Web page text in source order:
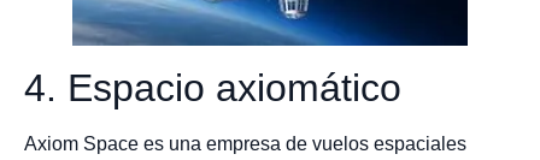
4. Espacio axiomático
Axiom Space es una empresa de vuelos espaciales